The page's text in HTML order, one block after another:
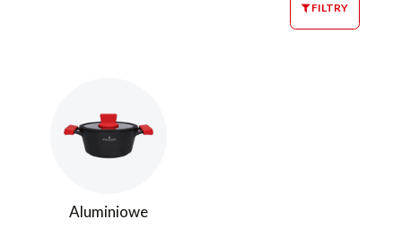
FILTRY
Aluminiowe